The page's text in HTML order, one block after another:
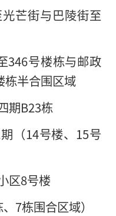
芒街与巴陵街至
346号楼栋与邮政
栋半合围区域
期B23栋
（14号楼、15号
区8号楼
7栋围合区域）